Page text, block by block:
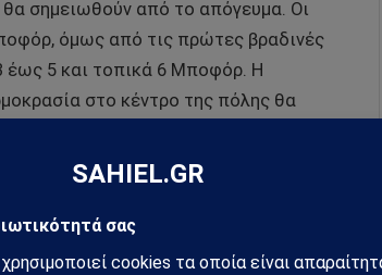
σημειωθούν από το απόγευμα. Οι
όμως από τις πρώτες βραδινές
έως 5 και τοπικά 6 Μποφόρ. Η
στο κέντρο της πόλης θα